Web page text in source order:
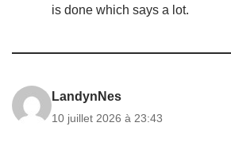
is done which says a lot.
LandynNes
10 juillet 2026 à 23:43